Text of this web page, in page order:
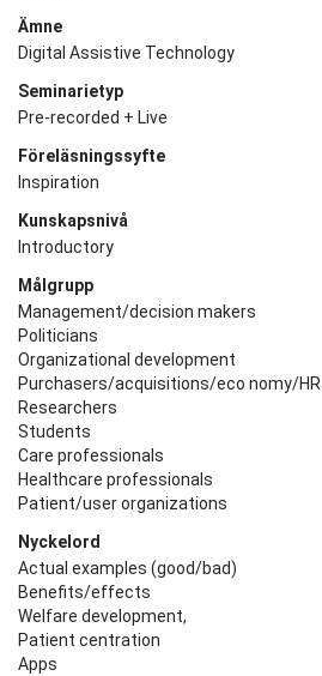
Ämne
Digital Assistive Technology
Seminarietyp
Pre-recorded + Live
Föreläsningssyfte
Inspiration
Kunskapsnivå
Introductory
Målgrupp
Management/decision makers
Politicians
Organizational development
Purchasers/acquisitions/eco nomy/HR
Researchers
Students
Care professionals
Healthcare professionals
Patient/user organizations
Nyckelord
Actual examples (good/bad)
Benefits/effects
Welfare development,
Patient centration
Apps